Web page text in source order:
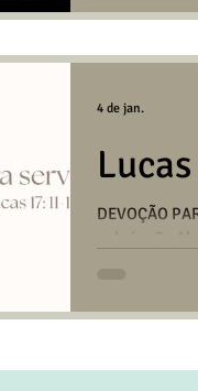
DEVOÇÃO
pelo irmão
4 de jan.